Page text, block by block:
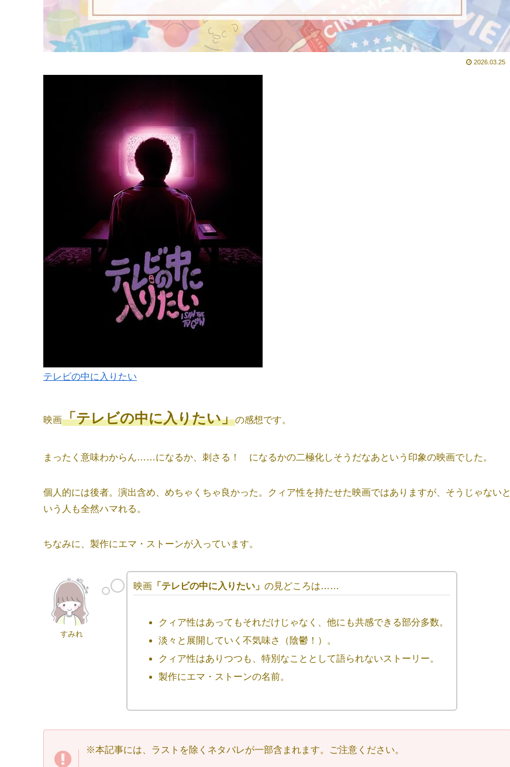
2026.03.25
テレビの中に入りたい
映画「テレビの中に入りたい」の感想です。
まったく意味わからん……になるか、刺さる！ になるかの二極化しそうだなあという印象の映画でした。
個人的には後者。演出含め、めちゃくちゃ良かった。クィア性を持たせた映画ではありますが、そうじゃないと
いう人も全然ハマれる。
ちなみに、製作にエマ・ストーンが入っています。
すみれ
映画 「テレビの中に入りたい」 の見どころは……
クィア性はあってもそれだけじゃなく、他にも共感できる部分多数。
淡々と展開していく不気味さ（陰鬱！）。
クィア性はありつつも、特別なこととして語られないストーリー。
製作にエマ・ストーンの名前。
※本記事には、ラストを除くネタバレが一部含まれます。ご注意ください。